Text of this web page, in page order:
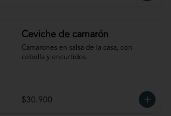
Ceviche de camarón
Camarones en salsa de la casa, con
cebolla y encurtidos.
$30.900